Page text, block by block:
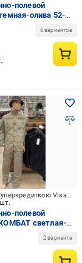
полевой
олива 52-
см (Узкий Ворот)
6 вариантов
До -10% з суперкредиткою Visa Вигода
полевой
светлая-
194-200 см р.XL
2 варианта